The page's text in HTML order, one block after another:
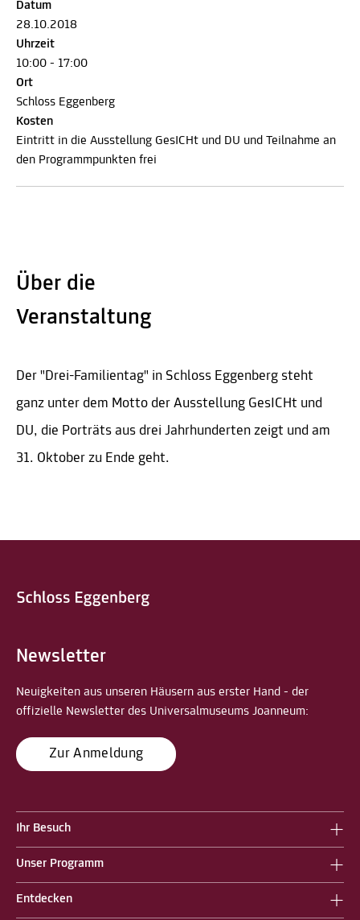
Datum
28.10.2018
Uhrzeit
10:00 - 17:00
Ort
Schloss Eggenberg
Kosten
Eintritt in die Ausstellung GesICHt und DU und Teilnahme an
den Programmpunkten frei
Über die
Veranstaltung
Der "Drei-Familientag" in Schloss Eggenberg steht
ganz unter dem Motto der Ausstellung GesICHt und
DU, die Porträts aus drei Jahrhunderten zeigt und am
31. Oktober zu Ende geht.
Newsletter
Neuigkeiten aus unseren Häusern aus erster Hand - der
offizielle Newsletter des Universalmuseums Joanneum:
Zur Anmeldung
Ihr Besuch
Unser Programm
Entdecken